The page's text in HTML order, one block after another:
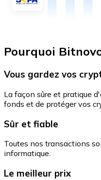
Pourquoi
Vous gardez vos
La façon sûre et pratique
fonds et de protéger vos
Sûr et fiable
Toutes nos transactions
informatique.
Le meilleur prix